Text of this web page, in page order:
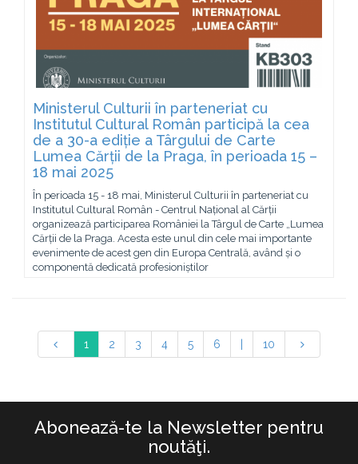
Ministerul Culturii în parteneriat cu
Institutul Cultural Român participă la cea
de a 30-a ediție a Târgului de Carte
Lumea Cărții de la Praga, în perioada 15 –
18 mai 2025
În perioada 15 - 18 mai, Ministerul Culturii în parteneriat cu
Institutul Cultural Român - Centrul Național al Cărții
organizează participarea României la Târgul de Carte „Lumea
Cărții de la Praga. Acesta este unul din cele mai importante
evenimente de acest gen din Europa Centrală, având și o
componentă dedicată profesioniștilor
1 2 3 4 5 6 10
Abonează-te la Newsletter pentru
noutăţi.